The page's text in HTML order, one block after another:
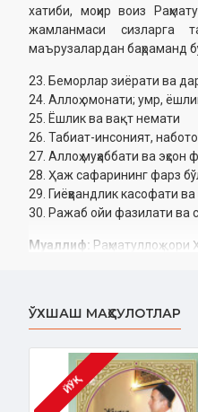
хатиби, моҳир воиз
жамланмаси сизларга
маърузалардан баҳраманд
23. Беморлар зиёрати ва
24. Аллоҳ омонати; умр,
25. Ёшлик ва вақт немати
26. Табиат-инсоният,
27. Аллоҳ муҳаббати ва эҳсон
28. Ҳаж сафарининг фарз
29. Гиёҳвандлик касофати
30. Ражаб ойи фазилати ва
Муаллиф: Раҳматуллоҳ қори
Ҳажми:209 дақиқа
ЎХШАШ МАҲСУЛОТЛАР
ЙЎҚ